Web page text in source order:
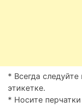
* Всегда
этикетке.
* Носите